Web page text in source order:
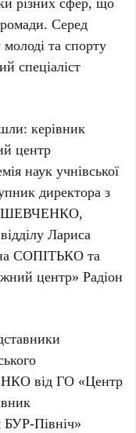
Серед
та спорту
спеціаліст
керівник
центр
наук учнівської
директора з
ШЕВЧЕНКО,
Лариса
СОПІТЬКО та
центр»Радіон
від ГО «Центр
БУР-Північ»